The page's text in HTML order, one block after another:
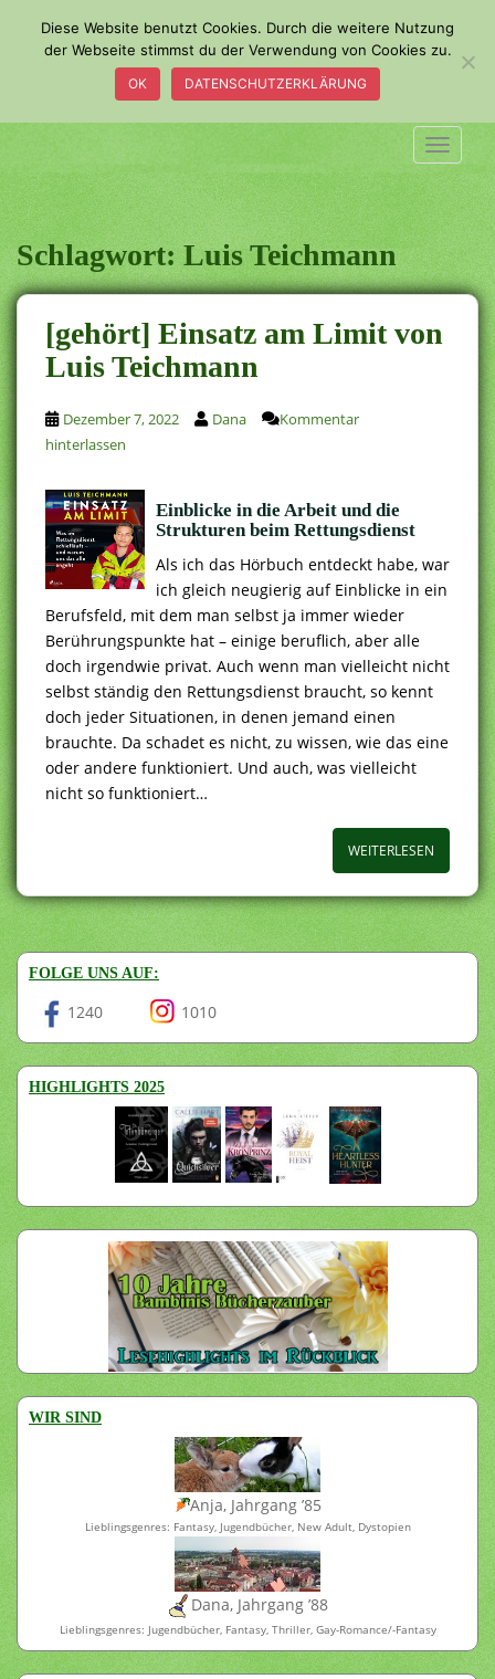
a
i
n
c
o
n
t
e
n
t
Schlagwort:Luis Teichmann
[gehört] Einsatz am Limit von
Luis Teichmann
Dezember 7, 2022 Dana
Kommentar
hinterlassen
Einblicke in die Arbeit und die
Strukturen beim Rettungsdienst
Als ich das Hörbuch entdeckt habe, war
ich gleich neugierig auf Einblicke in ein
Berufsfeld, mit dem man selbst ja immer wieder
Berührungspunkte hat – einige beruflich, aber alle
doch irgendwie privat. Auch wenn man vielleicht nicht
selbst ständig den Rettungsdienst braucht, so kennt
doch jeder Situationen, in denen jemand einen
brauchte. Da schadet es nicht, zu wissen, wie das eine
oder andere funktioniert. Und auch, was vielleicht
nicht so funktioniert…
WEITERLESEN
FOLGE UNS AUF:
1240 1010
HIGHLIGHTS 2025
WIR SIND
Anja, Jahrgang ’85
Lieblingsgenres: Fantasy, Jugendbücher, New Adult, Dystopien
Dana, Jahrgang ’88
Lieblingsgenres: Jugendbücher, Fantasy, Thriller, Gay-Romance/-Fantasy
Diese Website benutzt Cookies. Durch die weitere Nutzung
der Webseite stimmst du der Verwendung von Cookies zu.
OK DATENSCHUTZERKLÄRUNG